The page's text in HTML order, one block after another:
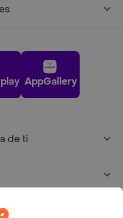
AppGallery
de ti